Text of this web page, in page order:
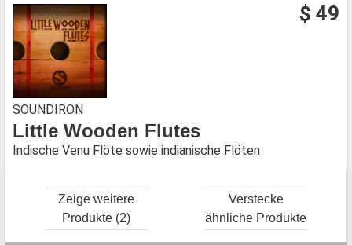
$ 49
SOUNDIRON
Little Wooden Flutes
Indische Venu Flöte sowie indianische Flöten
Zeige weitere
Produkte (2)
Verstecke
ähnliche Produkte